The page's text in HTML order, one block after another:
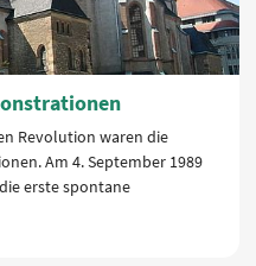
Revolution waren die
Am 4. September 1989
erste spontane